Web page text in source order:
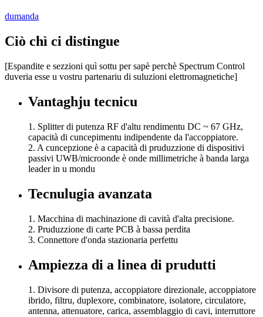
dumanda
Ciò chì ci distingue
[Espandite e sezzioni quì sottu per sapè perchè Spectrum Control
duveria esse u vostru partenariu di suluzioni elettromagnetiche]
Vantaghju tecnicu
1. Splitter di putenza RF d'altu rendimentu DC ~ 67 GHz,
capacità di cuncepimentu indipendente da l'accoppiatore.
2. A cuncepzione è a capacità di pruduzzione di dispositivi
passivi UWB/microonde è onde millimetriche à banda larga
leader in u mondu
Tecnulugia avanzata
1. Macchina di machinazione di cavità d'alta precisione.
2. Pruduzzione di carte PCB à bassa perdita
3. Connettore d'onda stazionaria perfettu
Ampiezza di a linea di prudutti
1. Divisore di putenza, accoppiatore direzionale, accoppiatore
ibrido, filtru, duplexore, combinatore, isolatore, circulatore,
antenna, attenuatore, carica, assemblaggio di cavi, interruttore